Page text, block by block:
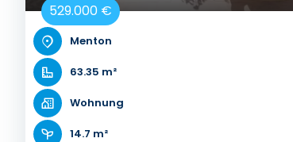
529.000 €
Menton
63.35 m²
Wohnung
14.7 m²